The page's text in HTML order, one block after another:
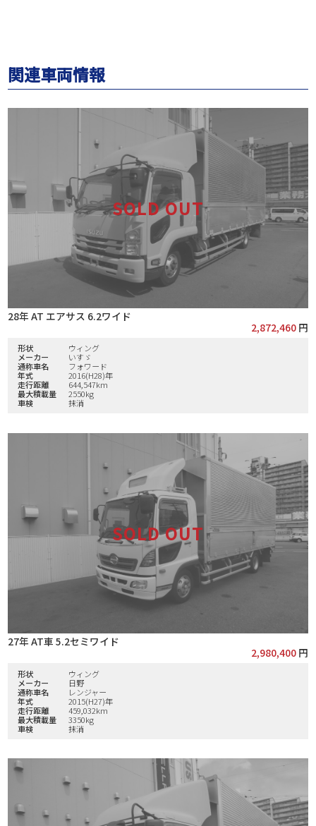
関連車両情報
28年 AT エアサス 6.2ワイド
2,872,460円
形状
ウィング
メーカー
いすゞ
通称車名
フォワード
年式
2016(H28)年
走行距離
644,547km
最大積載量
2550kg
車検
抹消
27年 AT車 5.2セミワイド
2,980,400円
形状
ウィング
メーカー
日野
通称車名
レンジャー
年式
2015(H27)年
走行距離
459,032km
最大積載量
3350kg
車検
抹消